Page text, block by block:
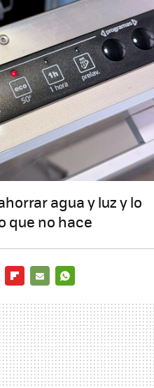
agua y luz y lo
que no hace
MAIL